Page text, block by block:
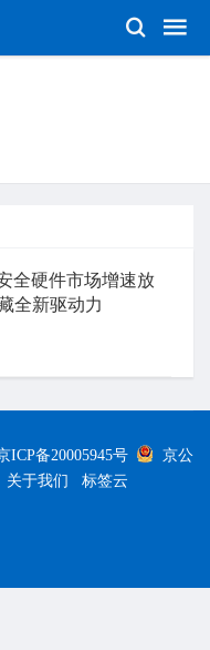
全硬件市场增速放
全新驱动力
ICP备20005945号
京公
关于我们 标签云